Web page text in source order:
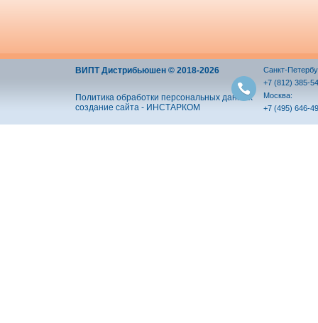
ВИПТ Дистрибьюшен © 2018-2026
Политика обработки персональных данных
создание сайта - ИНСТАРКОМ
Санкт-
+7 (812) 385-
Москва:
+7 (495) 646-